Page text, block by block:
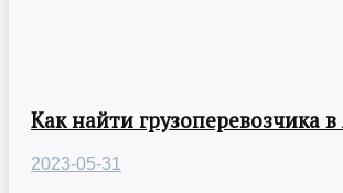
Как найти грузоперевозчика
2023-05-31